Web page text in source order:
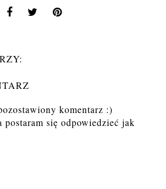
komentarz :)
się odpowiedzieć jak